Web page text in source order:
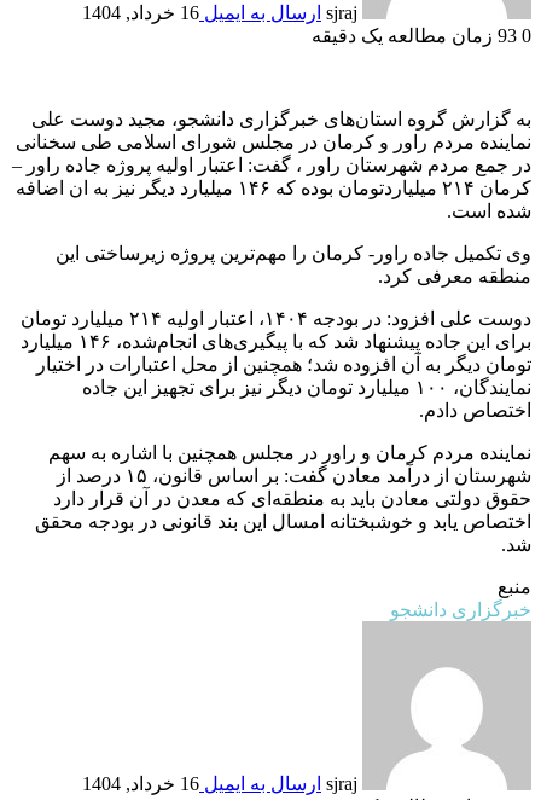
sjraj ارسال به ایمیل 16 خرداد, 1404
0
زمان مطالعه یک دقیقه
به گزارش گروه استان‌های خبرگزاری دانشجو، مجید دوست علی
نماینده مردم راور و کرمان در مجلس شورای اسلامی طی سخنانی
در جمع مردم شهرستان راور ، گفت: اعتبار اولیه پروژه جاده راور –
کرمان ۲۱۴ میلیاردتومان بوده که ۱۴۶ میلیارد دیگر نیز به ان اضافه
شده است.
وی تکمیل جاده راور- کرمان را مهم‌ترین پروژه زیرساختی این
منطقه معرفی کرد.
دوست علی افزود: در بودجه ۱۴۰۴، اعتبار اولیه ۲۱۴ میلیارد تومان
برای این جاده پیشنهاد شد که با پیگیری‌های انجام‌شده، ۱۴۶ میلیارد
تومان دیگر به آن افزوده شد؛ همچنین از محل اعتبارات در اختیار
نمایندگان، ۱۰۰ میلیارد تومان دیگر نیز برای تجهیز این جاده
اختصاص دادم.
نماینده مردم کرمان و راور در مجلس همچنین با اشاره به سهم
شهرستان از درآمد معادن گفت: بر اساس قانون، ۱۵ درصد از
حقوق دولتی معادن باید به منطقه‌ای که معدن در آن قرار دارد
اختصاص یابد و خوشبختانه امسال این بند قانونی در بودجه محقق
شد.
منبع
خبرگزاری دانشجو
sjraj ارسال به ایمیل 16 خرداد, 1404